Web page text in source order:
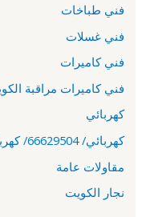
فني طباخات
فني غسلات
فني كاميرات
فني كاميرات مراقبة
كهربائي
كهربائي/ 66629504/ كهربائي منازل
مقاولات عامة
نجار الكويت